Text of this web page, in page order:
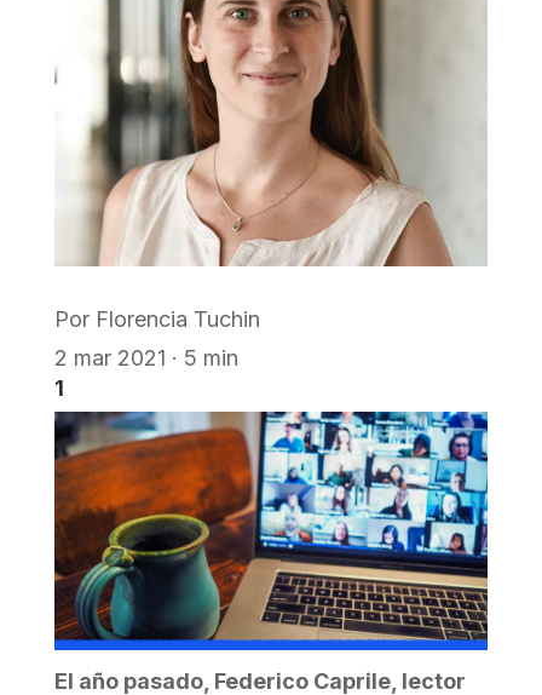
Por Florencia Tuchin
2 mar 2021 · 5 min
1
El año pasado, Federico Caprile, lector